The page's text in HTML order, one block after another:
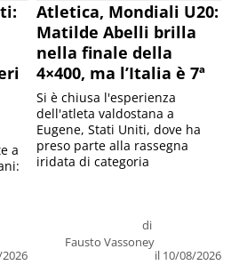
a
Atletica, Mondiali U20:
Matilde Abelli brilla
nella finale della
4×400, ma l’Italia è 7ª
di
Fausto Vassoney
il 10/08/2026
Si è chiusa l'esperienza
dell'atleta valdostana a
Eugene, Stati Uniti, dove ha
preso parte alla rassegna
iridata di categoria